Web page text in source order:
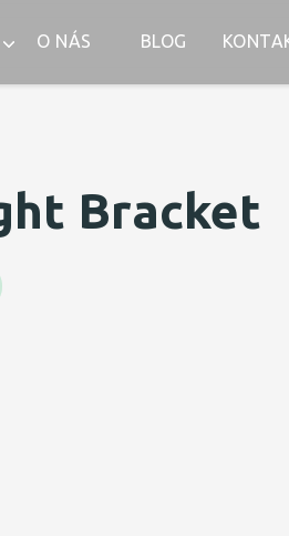
O NÁS BLOG
Bracket